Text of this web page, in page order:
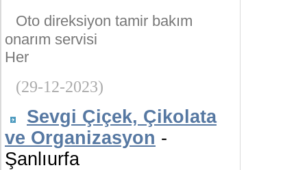
Oto direksiyon tamir bakım
onarım servisi
Her
(29-12-2023)
Sevgi Çiçek, Çikolata
ve Organizasyon -
Şanlıurfa